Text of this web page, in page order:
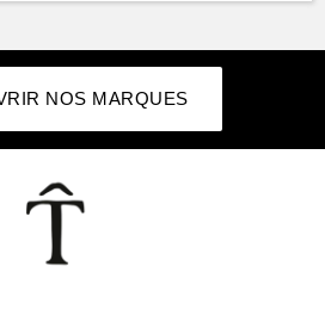
NOS MARQUES